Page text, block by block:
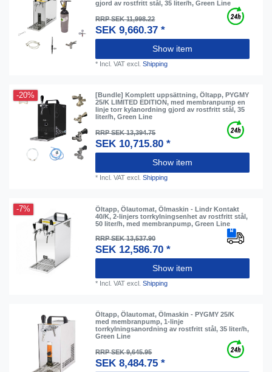
gjord av rostfritt stål, 35 liter/h, Green Line
RRP SEK 11,998.22
SEK 9,660.37 *
Show item
* Incl. VAT excl.Shipping
-20%
[Bundle] Komplett uppsättning, Öltapp, PYGMY
25/K LIMITED EDITION, med membranpump en
linje torr kylanordning gjord av rostfritt stål, 35
liter/h, Green Line
RRP SEK 13,394.75
SEK 10,715.80 *
Show item
* Incl. VAT excl.Shipping
-7%
Öltapp, Ölautomat, Ölmaskin - Lindr Kontakt
40/K, 2-linjers torrkylningsenhet av rostfritt stål,
50 liter/h, med membranpump, Green Line
RRP SEK 13,537.90
SEK 12,586.70 *
Show item
* Incl. VAT excl.Shipping
Öltapp, Ölautomat, Ölmaskin - PYGMY 25/K
med membranpump, 1-linje
torrkylningsanordning av rostfritt stål, 35 liter/h,
Green Line
RRP SEK 9,645.95
SEK 8,484.75 *